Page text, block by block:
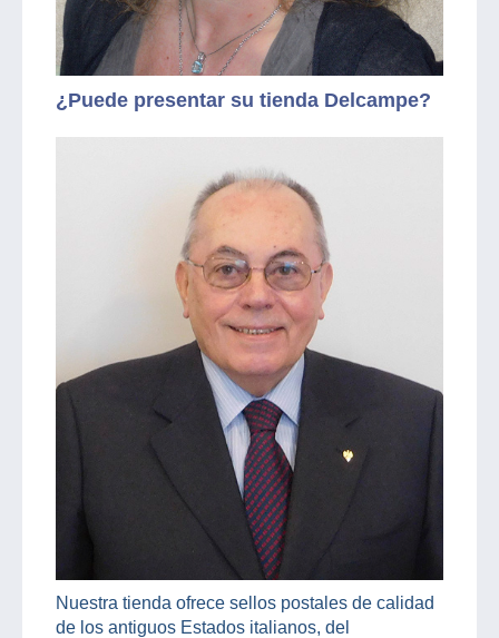
¿Puede presentar su tienda Delcampe?
Nuestra tienda ofrece sellos postales de calidad
de los antiguos Estados italianos, del